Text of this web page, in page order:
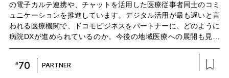
の電子カルテ連携や、チャットを活用した医療従事者同士のコミ
ュニケーションを推進しています。デジタル活用が最も遅いと言
われる医療機関で、ドコモビジネスをパートナーに、どのように
病院DXが進められているのか。今後の地域医療への展開も見据
え、同院の相澤孝夫理事長、DX推進室の西村直樹室長、NTTコミ
ュニケーションズ プラットフォームサービス本部の久保田真司、
ドコモビジネスソリューションズ 長野支店長の岩㟢隆司がプロジ
#70 PARTNER